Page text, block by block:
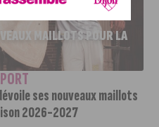
MAILLOTS POUR LA
ses nouveaux maillots
2026-2027